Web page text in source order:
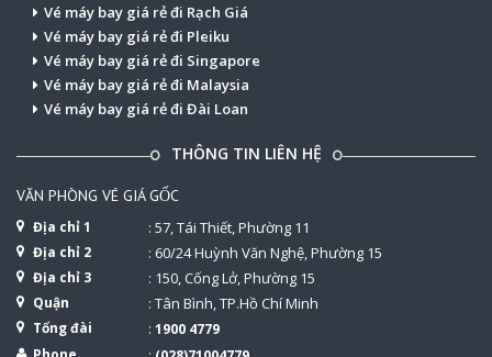
Vé máy bay giá rẻ đi Rạch Giá
Vé máy bay giá rẻ đi Pleiku
Vé máy bay giá rẻ đi Singapore
Vé máy bay giá rẻ đi Malaysia
Vé máy bay giá rẻ đi Đài Loan
THÔNG TIN LIÊN HỆ
VĂN PHÒNG VÉ GIÁ GỐC
Địa chỉ 1 : 57, Tái Thiết, Phường 11
Địa chỉ 2 : 60/24 Huỳnh Văn Nghệ, Phường 15
Địa chỉ 3 : 150, Cống Lở, Phường 15
Quận : Tân Bình, TP.Hồ Chí Minh
Tổng đài : 1900 4779